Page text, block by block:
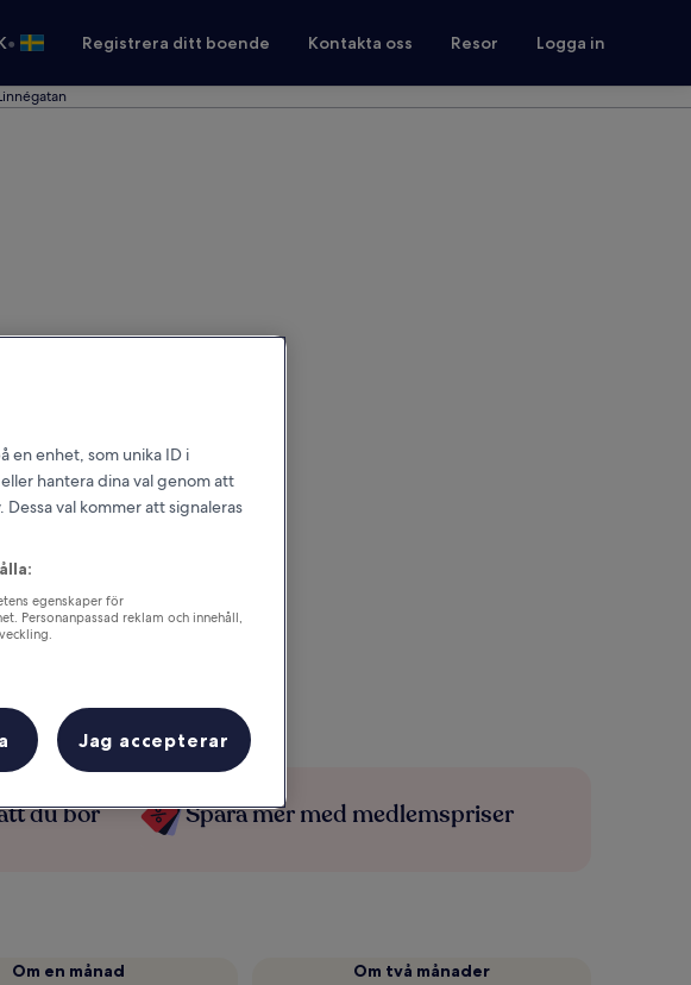
• Registrera ditt boende Kontakta oss Resor Logga in
du bor Spara mer med medlemspriser
Om en månad
Om två månader
en enhet, som unika ID i
hantera dina val genom att
val kommer att signaleras
egenskaper för
Personanpassad reklam och innehåll,
Jag accepterar